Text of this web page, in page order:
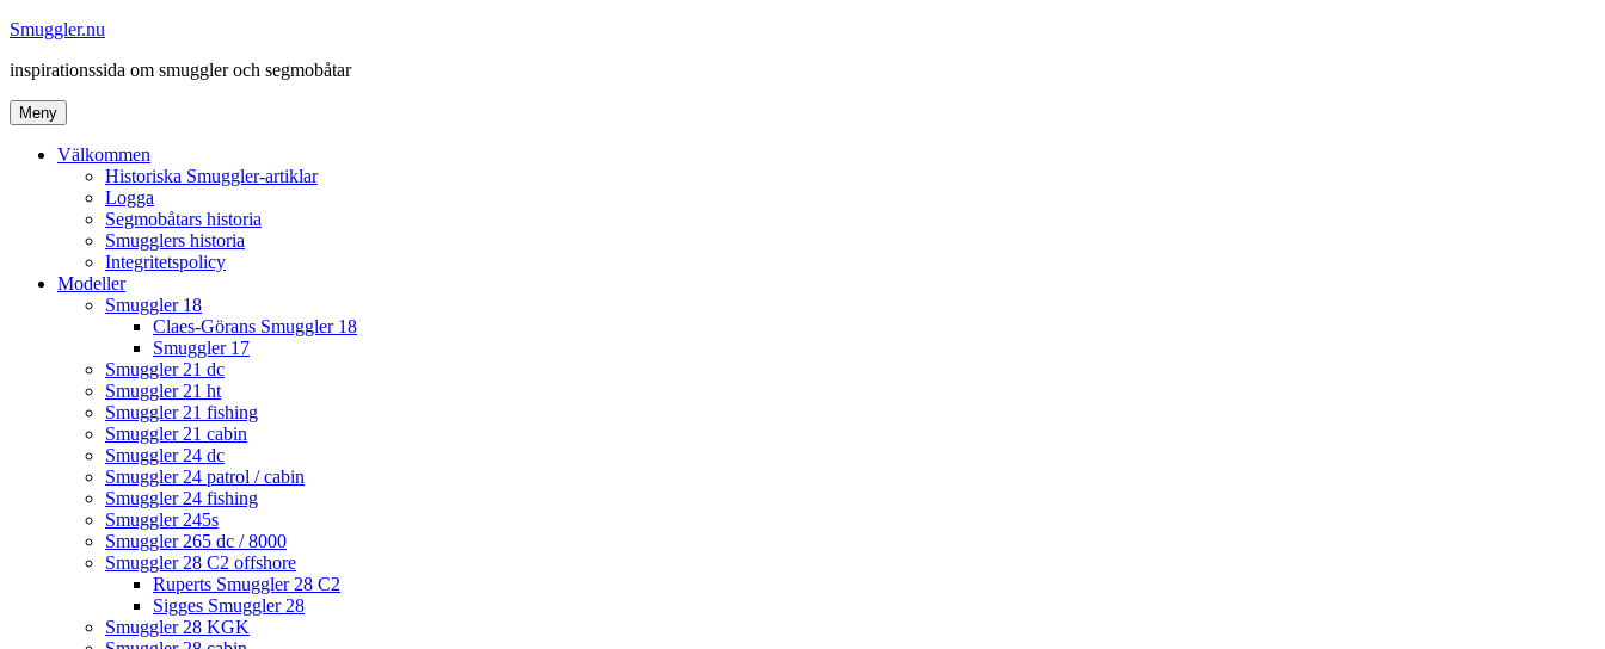
Hoppa
innehåll
Smuggler.nu
inspirationssida om smuggler och segmobåtar
Meny
Välkommen
Historiska Smuggler-artiklar
Logga
Segmobåtars historia
Smugglers historia
Integritetspolicy
Modeller
Smuggler 18
Claes-Görans Smuggler 18
Smuggler 17
Smuggler 21 dc
Smuggler 21 ht
Smuggler 21 fishing
Smuggler 21 cabin
Smuggler 24 dc
Smuggler 24 patrol / cabin
Smuggler 24 fishing
Smuggler 245s
Smuggler 265 dc / 8000
Smuggler 28 C2 offshore
Ruperts Smuggler 28 C2
Sigges Smuggler 28
Smuggler 28 KGK